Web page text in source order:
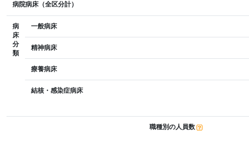
病院病床（全区分計）
病
床
分
類
一般病床
精神病床
療養病床
結核・感染症病床
職種別の人員数